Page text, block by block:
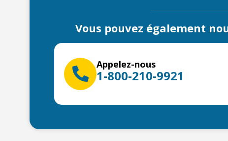
Vous pouvez également
Appelez-nous
1-800-210-9921